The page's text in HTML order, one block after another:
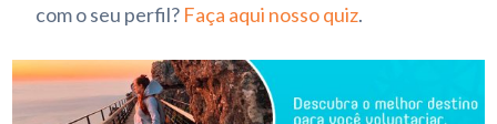
com o seu perfil? Faça aqui nosso quiz.